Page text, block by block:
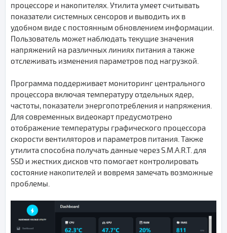
процессоре и накопителях. Утилита умеет считывать
показатели системных сенсоров и выводить их в
удобном виде с постоянным обновлением информации.
Пользователь может наблюдать текущие значения
напряжений на различных линиях питания а также
отслеживать изменения параметров под нагрузкой.
Программа поддерживает мониторинг центрального
процессора включая температуру отдельных ядер,
частоты, показатели энергопотребления и напряжения.
Для современных видеокарт предусмотрено
отображение температуры графического процессора
скорости вентиляторов и параметров питания. Также
утилита способна получать данные через S.M.A.R.T. для
SSD и жестких дисков что помогает контролировать
состояние накопителей и вовремя замечать возможные
проблемы.